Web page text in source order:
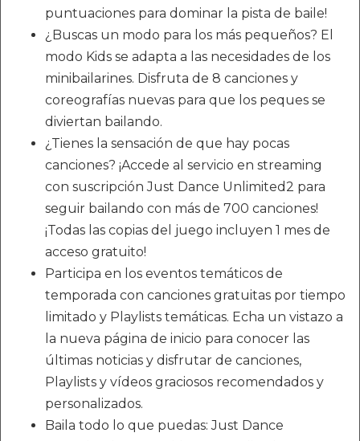
puntuaciones para dominar la pista de baile!
¿Buscas un modo para los más pequeños? El
modo Kids se adapta a las necesidades de los
minibailarines. Disfruta de 8 canciones y
coreografías nuevas para que los peques se
diviertan bailando.
¿Tienes la sensación de que hay pocas
canciones? ¡Accede al servicio en streaming
con suscripción Just Dance Unlimited2 para
seguir bailando con más de 700 canciones!
¡Todas las copias del juego incluyen 1 mes de
acceso gratuito!
Participa en los eventos temáticos de
temporada con canciones gratuitas por tiempo
limitado y Playlists temáticas. Echa un vistazo a
la nueva página de inicio para conocer las
últimas noticias y disfrutar de canciones,
Playlists y vídeos graciosos recomendados y
personalizados.
Baila todo lo que puedas: Just Dance